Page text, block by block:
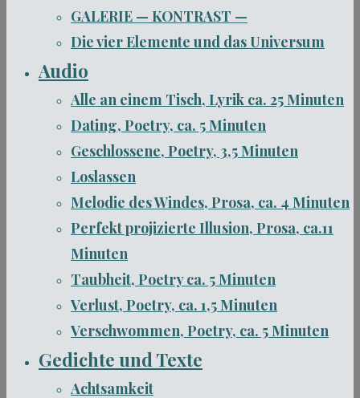
GALERIE — KONTRAST —
Die vier Elemente und das Universum
Audio
Alle an einem Tisch, Lyrik ca. 25 Minuten
Dating, Poetry, ca. 5 Minuten
Geschlossene, Poetry, 3,5 Minuten
Loslassen
Melodie des Windes, Prosa, ca. 4 Minuten
Perfekt projizierte Illusion, Prosa, ca.11
Minuten
Taubheit, Poetry ca. 5 Minuten
Verlust, Poetry, ca. 1,5 Minuten
Verschwommen, Poetry, ca. 5 Minuten
Gedichte und Texte
Achtsamkeit